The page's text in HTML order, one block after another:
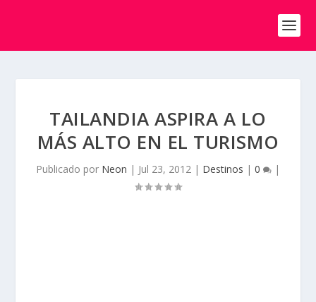
TAILANDIA ASPIRA A LO
MÁS ALTO EN EL TURISMO
Publicado por Neon | Jul 23, 2012 | Destinos | 0 |